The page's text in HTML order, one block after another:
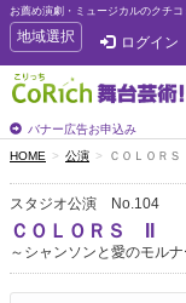
お薦め演劇・ミュージカルのクチ
T
o
g
g
e
n
a
v
i
g
地域選択 ログイン
バナー広告お申込み
HOME 公演 ＣＯＬＯＲ
スタジオ公演 No.104
ＣＯＬＯＲＳ II
～シャンソンと愛のモルナ